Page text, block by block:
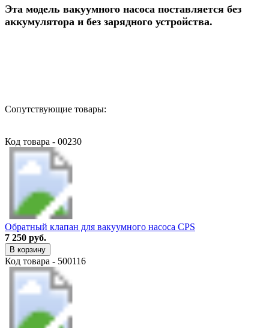
Эта модель вакуумного насоса поставляется без
аккумулятора и без зарядного устройства.
Сопутствующие товары:
Код товара - 00230
Обратный клапан для вакуумного насоса CPS
7 250 руб.
В корзину
Код товара - 500116